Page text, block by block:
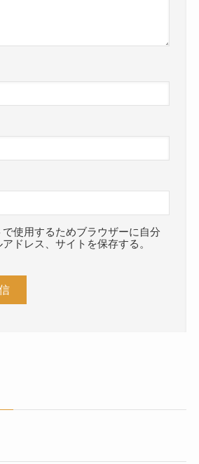
使用するためブラウザーに自分
ドレス、サイトを保存する。